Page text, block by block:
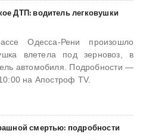
ДТП: водитель легковушки
Одесса-Рени произошло
влетела под зерновоз, в
автомобиля. Подробности —
на Апостроф TV.
смертью: подробности